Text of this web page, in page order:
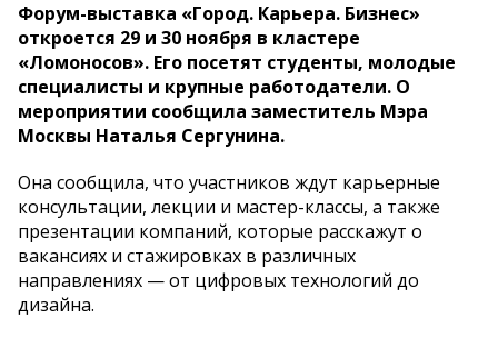
Форум-выставка «Город. Карьера. Бизнес»
откроется 29 и 30 ноября в кластере
«Ломоносов». Его посетят студенты, молодые
специалисты и крупные работодатели. О
мероприятии сообщила заместитель Мэра
Москвы Наталья Сергунина.
Она сообщила, что участников ждут карьерные
консультации, лекции и мастер-классы, а также
презентации компаний, которые расскажут о
вакансиях и стажировках в различных
направлениях — от цифровых технологий до
дизайна.